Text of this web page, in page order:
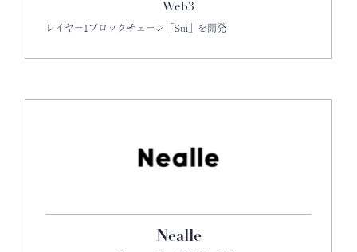
Web3
レイヤー1ブロックチェーン「Sui」を開発
Nealle